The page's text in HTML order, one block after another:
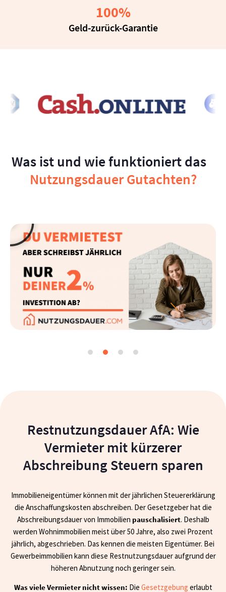
Geld-zurück-Garantie
100%
Was ist und wie funktioniert das
Nutzungsdauer Gutachten?
Restnutzungsdauer AfA: Wie
Vermieter mit kürzerer
Abschreibung Steuern sparen
Immobilieneigentümer können mit der jährlichen Steuererklärung
die Anschaffungskosten abschreiben. Der Gesetzgeber hat die
Abschreibungsdauer von Immobilien pauschalisiert. Deshalb
werden Wohnimmobilien meist über 50 Jahre, also zwei Prozent
jährlich, abgeschrieben. Das kennen die meisten Eigentümer. Bei
Gewerbeimmobilien kann diese Restnutzungsdauer aufgrund der
höheren Abnutzung noch geringer sein.
Was viele Vermieter nicht wissen: Die Gesetzgebung erlaubt